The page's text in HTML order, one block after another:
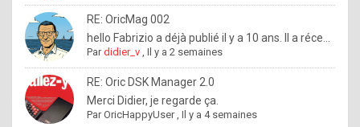
o
l
e
x
RE: OricMag 002
hello Fabrizio a déjà publié il y a 10 ans. Il a réce...
Pardidier_v ,Il y a 2 semaines
RE: Oric DSK Manager 2.0
Merci Didier, je regarde ça.
ParOricHappyUser,Il y a 4 semaines